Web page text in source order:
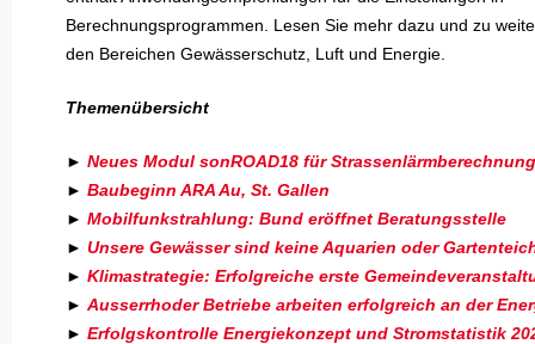
Berechnungsprogrammen. Lesen Sie mehr dazu und zu
den Bereichen Gewässerschutz, Luft und Energie.
Themenübersicht
► Neues Modul sonROAD18 für
► Baubeginn ARA Au, St. Gallen
► Mobilfunkstrahlung: Bund eröffnet Beratungsstelle
► Unsere Gewässer sind keine Aquarien oder
► Klimastrategie: Erfolgreiche erste
► Ausserrhoder Betriebe arbeiten erfolgreich an der
► Erfolgskontrolle Energiekonzept und Stromstatistik